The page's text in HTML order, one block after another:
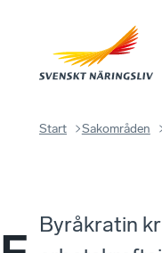
Start Sakområden
Byråkratin